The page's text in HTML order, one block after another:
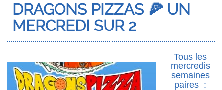
DRAGONS PIZZAS 🍕 UN
MERCREDI SUR 2
Tous les
mercredis
semaines
paires :